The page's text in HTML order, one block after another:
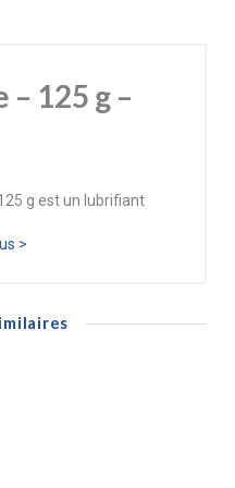
125 g –
125 g est un lubrifiant
et au vieillissement.
mitigeurs, raccords, joints
et tout
anti‑adhérente.
>